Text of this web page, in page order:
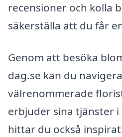
recensioner och kolla
säkerställa att du får
Genom att besöka
dag.se kan du
välrenommerade
erbjuder sina tjänster i
hittar du också